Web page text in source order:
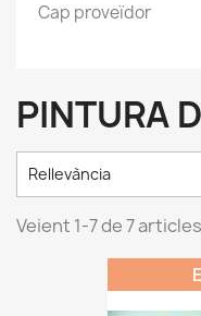
Cap proveïdor
PINTURA
Rellevància
Veient 1-7 de 7